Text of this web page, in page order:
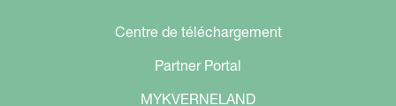
Centre de téléchargement
Partner Portal
MYKVERNELAND